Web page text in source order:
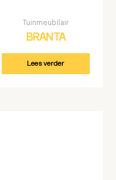
Tuinmeubilair
BRANTA
Lees verder